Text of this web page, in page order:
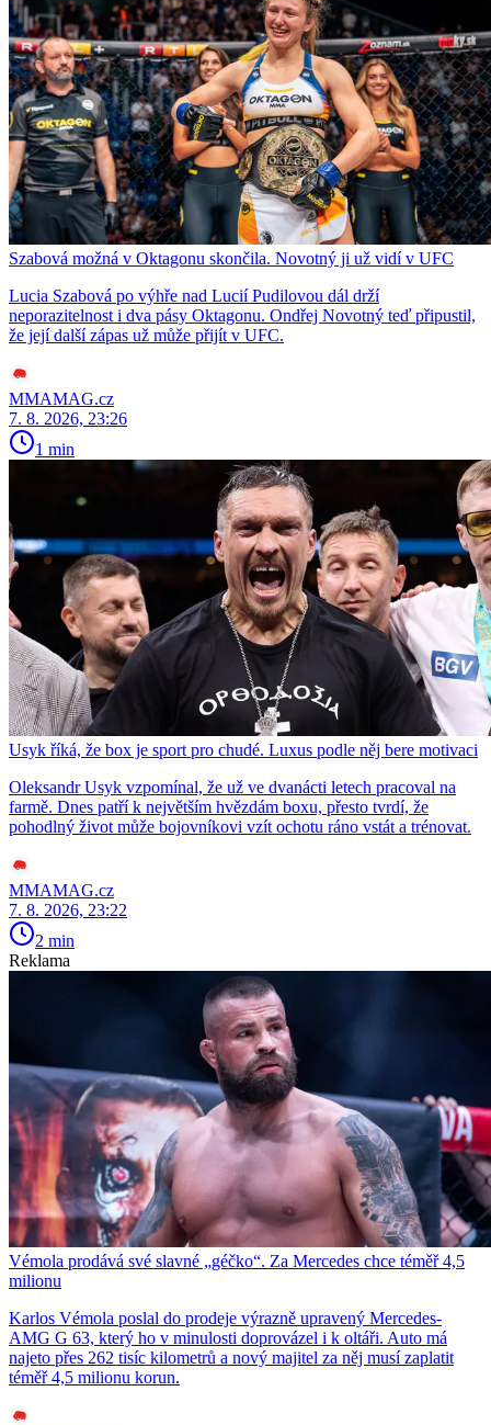
Szabová možná v Oktagonu skončila. Novotný ji už vidí v UFC
Lucia Szabová po výhře nad Lucií Pudilovou dál drží
neporazitelnost i dva pásy Oktagonu. Ondřej Novotný teď připustil,
že její další zápas už může přijít v UFC.
MMAMAG.cz
7. 8. 2026, 23:26
1 min
Usyk říká, že box je sport pro chudé. Luxus podle něj bere motivaci
Oleksandr Usyk vzpomínal, že už ve dvanácti letech pracoval na
farmě. Dnes patří k největším hvězdám boxu, přesto tvrdí, že
pohodlný život může bojovníkovi vzít ochotu ráno vstát a trénovat.
MMAMAG.cz
7. 8. 2026, 23:22
2 min
Reklama
Vémola prodává své slavné „géčko“. Za Mercedes chce téměř 4,5
milionu
Karlos Vémola poslal do prodeje výrazně upravený Mercedes-
AMG G 63, který ho v minulosti doprovázel i k oltáři. Auto má
najeto přes 262 tisíc kilometrů a nový majitel za něj musí zaplatit
téměř 4,5 milionu korun.